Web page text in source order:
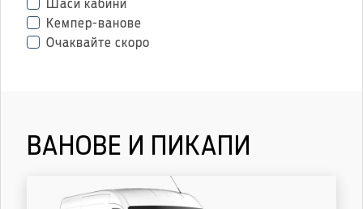
Шаси кабини
Кемпер-ванове
Очаквайте скоро
ВАНОВЕ И ПИКАПИ